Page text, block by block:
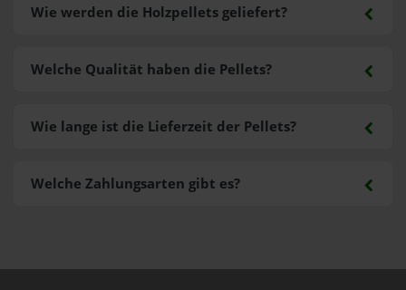
Wie werden die Holzpellets geliefert?
Welche Zahlungsarten gibt es?
Welche Qualität haben die Pellets?
Wie lange ist die Lieferzeit der Pellets?